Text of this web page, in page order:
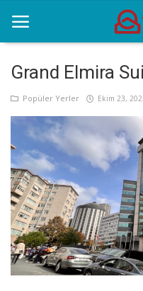
Anasayfa
Popüler Yerler
Gayrettepe Projeler
Genel
Galeri
İletişim
Grand Elmira
Popüler Yerler Ekim 23,